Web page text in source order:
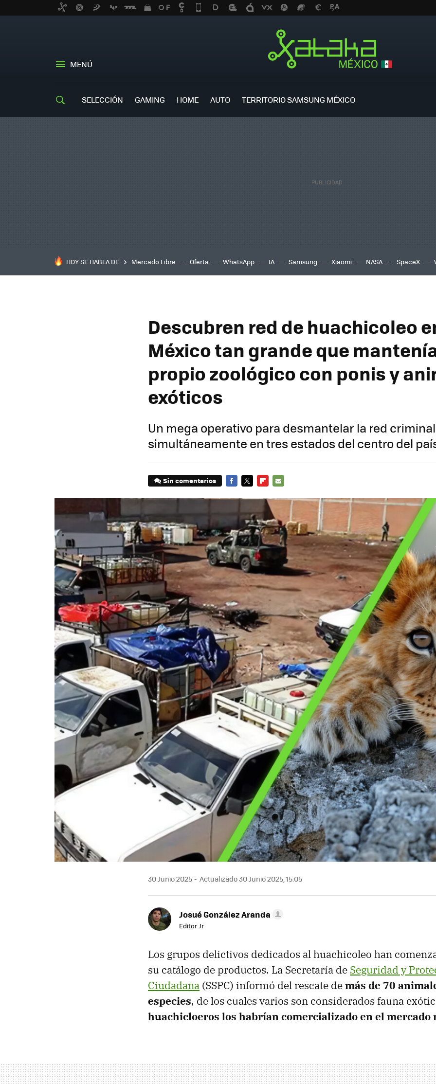
MENÚ
SELECCIÓN GAMING HOME AUTO TERRITORIO SAMSUNG MÉXICO
HOY SE HABLA DE Mercado Libre Oferta WhatsApp IA Samsung Xiaomi NASA SpaceX
Descubren red de huachicoleo
México tan grande que
propio zoológico con ponis y
exóticos
Un mega operativo para desmantelar la red
simultáneamente en tres estados del centro del
Sin comentarios
30 Junio 2025 Actualizado 30 Junio 2025, 15:05
Josué González Aranda
Editor Jr
Los grupos delictivos dedicados al huachicoleo han
su catálogo de productos. La Secretaría de Seguridad y
Ciudadana (SSPC) informó del rescate demás de 70
especies, de los cuales varios son considerados fauna
huachicloeros los habrían comercializado en el mercado